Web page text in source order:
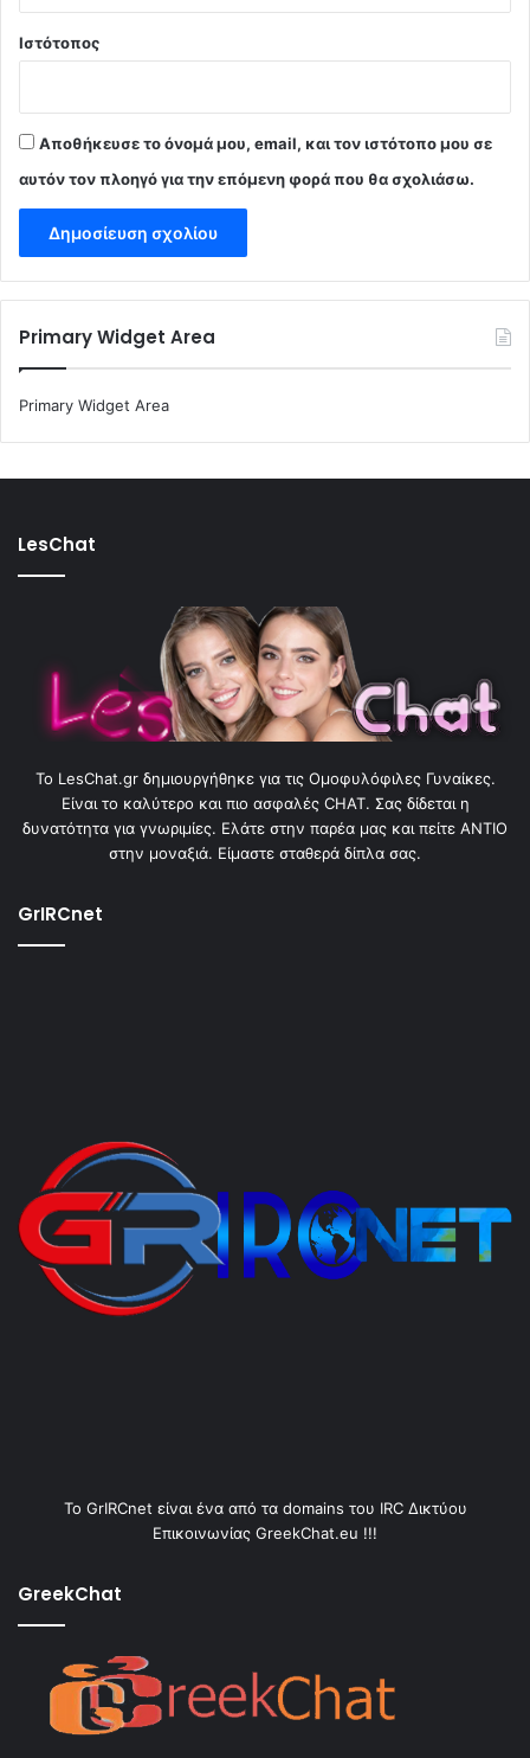
Ιστότοπος
Αποθήκευσε το όνομά μου, email, και τον ιστότοπο μου σε
αυτόν τον πλοηγό για την επόμενη φορά που θα σχολιάσω.
Primary Widget Area
Primary Widget Area
LesChat
To LesChat.gr δημιουργήθηκε για τις Ομοφυλόφιλες Γυναίκες.
Είναι το καλύτερο και πιο ασφαλές CHAT. Σας δίδεται η
δυνατότητα για γνωριμίες. Ελάτε στην παρέα μας και πείτε ΑΝΤΙΟ
στην μοναξιά. Είμαστε σταθερά δίπλα σας.
GrIRCnet
Το GrIRCnet είναι ένα από τα domains του IRC Δικτύου
Επικοινωνίας GreekChat.eu !!!
GreekChat